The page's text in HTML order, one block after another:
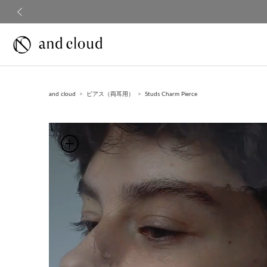
and cloud ピアス（両耳用） Studs Charm Pierce